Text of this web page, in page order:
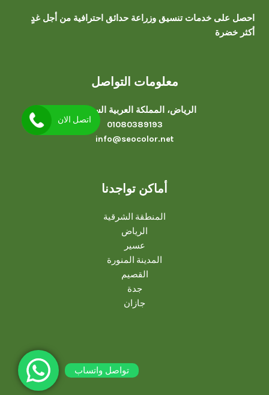
احصل على خدمات تنسيق وزراعة حدائق احترافية من أجل غدٍ
أكثر خضرة
معلومات التواصل
الرياض، المملكة العربية السعودية
01080389193
info@seocolor.net
أماكن تواجدنا
المنطقة الشرقية
الرياض
عسير
المدينة المنورة
القصيم
جدة
جازان
اتصل الان
تواصل واتساب